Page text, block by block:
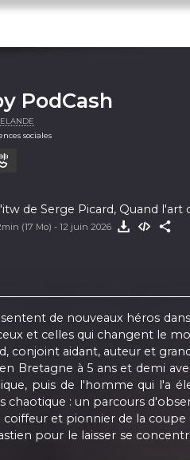
PodCash
sociales
de Serge Picard, Quand
(17 Mo) - 12 juin 2026
de nouveaux héros
et celles qui changent le
conjoint aidant, auteur et
Bretagne à 5 ans et demi
puis de l'homme qui l'a
chaotique : un parcours
et pionnier de la
pour le laisser se